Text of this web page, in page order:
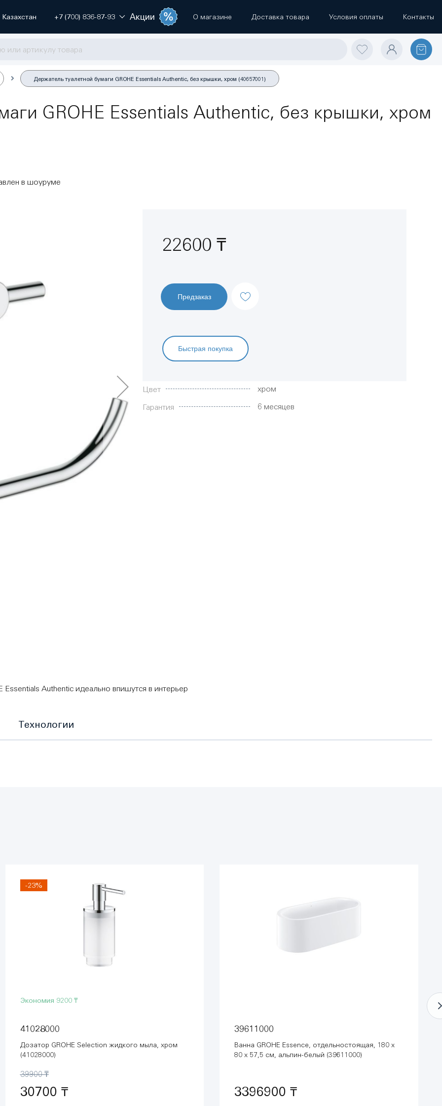
Казахстан +7 (700) 836-87-93 Акции О магазине Доставка товара Условия оплаты Контакты
Держатель туалетной бумаги GROHE Essentials Authentic, без крышки, хром (40657001)
GROHE Essentials Authentic, без крышки, хром
в шоуруме
22600 ₸
Предзаказ
Быстрая покупка
Характеристики
Цвет хром
Гарантия 6 месяцев
Authentic идеально впишутся в интерьер
Технологии
-23%
Экономия 9200 ₸
41028000
Дозатор GROHE Selection жидкого мыла, хром
(41028000)
39900 ₸
30700 ₸
39611000
Ванна GROHE Essence, отдельностоящая, 180 х
80 х 57,5 см, альпин-белый (39611000)
3396900 ₸